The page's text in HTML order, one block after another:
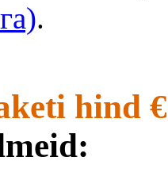
.
hind